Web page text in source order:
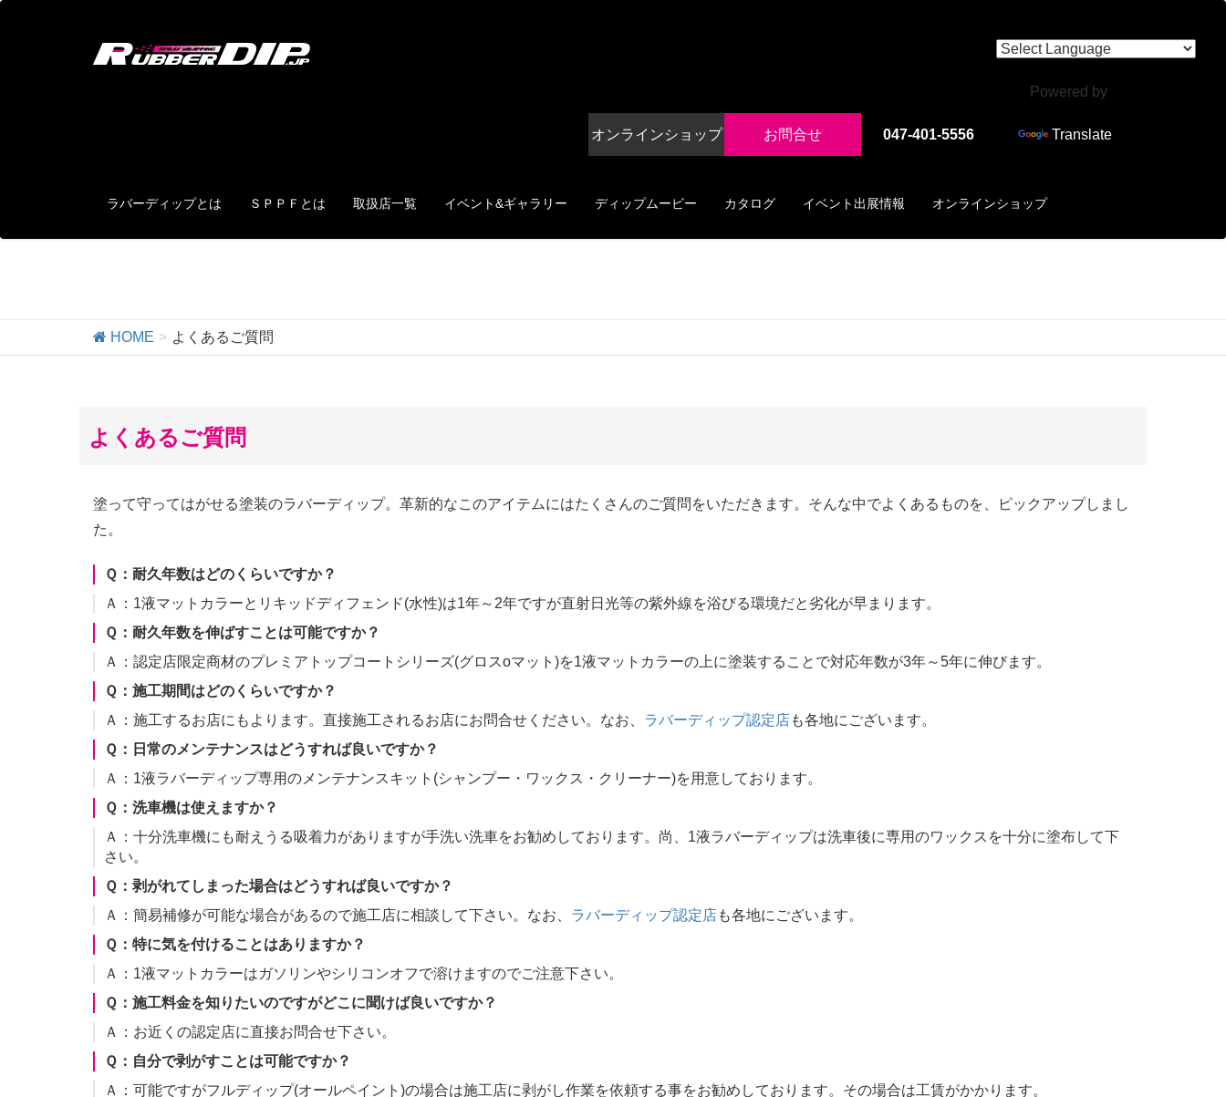
オンラインショップ お問合せ 047-401-5556
Powered by
Translate
ラバーディップとは ＳＰＰＦとは 取扱店一覧 イベント&ギャラリー ディップムービー カタログ イベント出展情報 オンラインショップ
HOME よくあるご質問
よくあるご質問
塗って守ってはがせる塗装のラバーディップ。革新的なこのアイテムにはたくさんのご質問をいただきます。そんな中でよくあるものを、ピックアップしまし
た。
Ｑ：耐久年数はどのくらいですか？
Ａ：1液マットカラーとリキッドディフェンド(水性)は1年～2年ですが直射日光等の紫外線を浴びる環境だと劣化が早まります。
Ｑ：耐久年数を伸ばすことは可能ですか？
Ａ：認定店限定商材のプレミアトップコートシリーズ(グロスoマット)を1液マットカラーの上に塗装することで対応年数が3年～5年に伸びます。
Ｑ：施工期間はどのくらいですか？
Ａ：施工するお店にもよります。直接施工されるお店にお問合せください。なお、 ラバーディップ認定店も各地にございます。
Ｑ：日常のメンテナンスはどうすれば良いですか？
Ａ：1液ラバーディップ専用のメンテナンスキット(シャンプー・ワックス・クリーナー)を用意しております。
Ｑ：洗車機は使えますか？
Ａ：十分洗車機にも耐えうる吸着力がありますが手洗い洗車をお勧めしております。尚、1液ラバーディップは洗車後に専用のワックスを十分に塗布して下
さい。
Ｑ：剥がれてしまった場合はどうすれば良いですか？
Ａ：簡易補修が可能な場合があるので施工店に相談して下さい。なお、 ラバーディップ認定店も各地にございます。
Ｑ：特に気を付けることはありますか？
Ａ：1液マットカラーはガソリンやシリコンオフで溶けますのでご注意下さい。
Ｑ：施工料金を知りたいのですがどこに聞けば良いですか？
Ａ：お近くの認定店に直接お問合せ下さい。
Ｑ：自分で剥がすことは可能ですか？
Ａ：可能ですがフルディップ(オールペイント)の場合は施工店に剥がし作業を依頼する事をお勧めしております。その場合は工賃がかかります。